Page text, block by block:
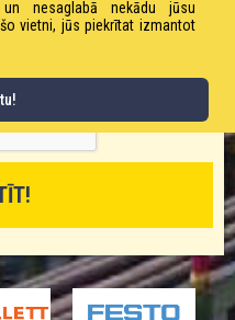
nesaglabā nekādu jūsu
vietni, jūs piekrītat izmantot